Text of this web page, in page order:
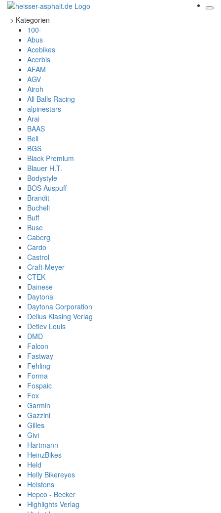
-> Kategorien
100-
Abus
Acebikes
Acerbis
AFAM
AGV
Airoh
All Balls Racing
alpinestars
Arai
BAAS
Bell
BGS
Black Premium
Blauer H.T.
Bodystyle
BOS Auspuff
Brandit
Bucheli
Buff
Buse
Caberg
Cardo
Castrol
Craft-Meyer
CTEK
Dainese
Daytona
Daytona Corporation
Delius Klasing Verlag
Detlev Louis
DMD
Falcon
Fastway
Fehling
Forma
Fospaic
Fox
Garmin
Gazzini
Gilles
Givi
Hartmann
HeinzBikes
Held
Helly Bikereyes
Helstons
Hepco - Becker
Highlights Verlag